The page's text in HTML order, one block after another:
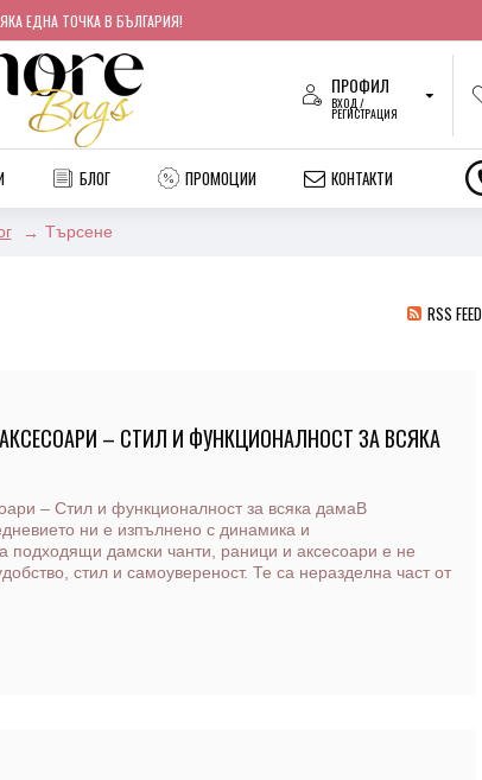
ЕДНА ТОЧКА В БЪЛГАРИЯ!
ПРОФИЛ
ВХОД /
РЕГИСТРАЦИЯ
БЛОГ ПРОМОЦИИ КОНТАКТИ
Търсене
RSS FEED
– СТИЛ И ФУНКЦИОНАЛНОСТ ЗА ВСЯКА
– Стил и функционалност за всяка дамаВ
ни е изпълнено с динамика и
подходящи дамски чанти, раници и аксесоари е не
стил и самоувереност. Те са неразделна част от